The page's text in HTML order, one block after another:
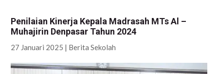
Penilaian Kinerja Kepala Madrasah MTs Al –
Muhajirin Denpasar Tahun 2024
27 Januari 2025 | Berita Sekolah